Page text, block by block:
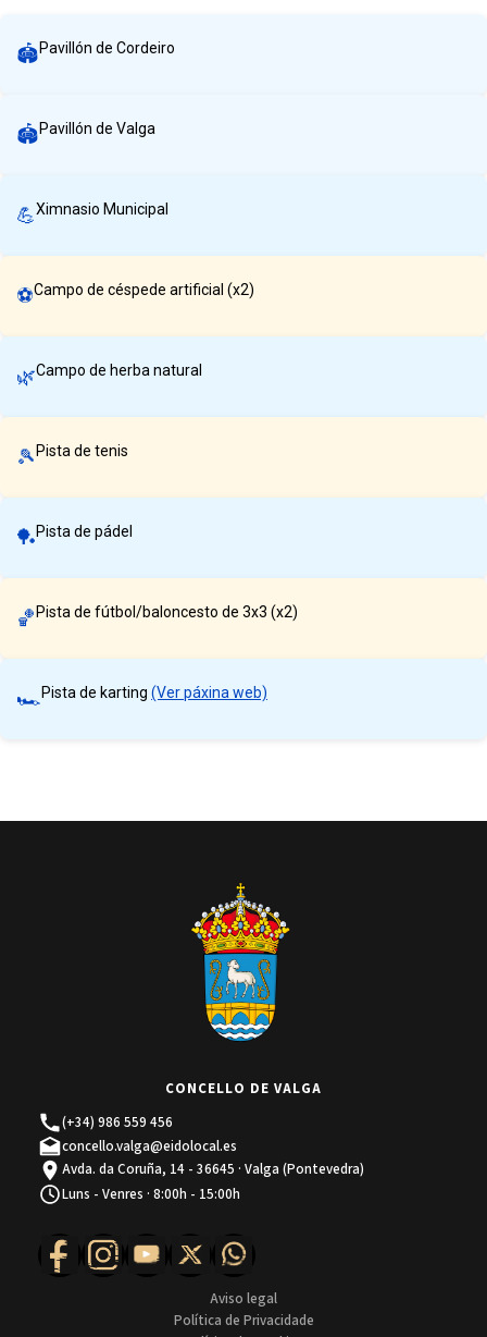
🏟️Pavillón de Cordeiro
🏟️Pavillón de Valga
💪Ximnasio Municipal
⚽Campo de céspede artificial (x2)
🌿Campo de herba natural
🎾 Pista de tenis
🏓Pista de pádel
🏀 Pista de fútbol/baloncesto de 3x3 (x2)
🏎️Pista de karting (Ver páxina web)
CONCELLO DE VALGA
(+34) 986 559 456
concello.valga@eidolocal.es
Avda. da Coruña, 14 - 36645 · Valga (Pontevedra)
Luns - Venres · 8:00h - 15:00h
Aviso legal
Política de Privacidade